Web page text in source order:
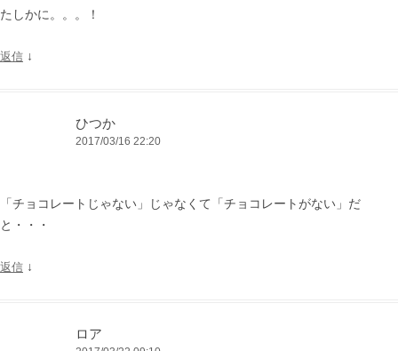
たしかに。。。！
返信 ↓
ひつか
2017/03/16 22:20
「チョコレートじゃない」じゃなくて「チョコレートがない」だ
と・・・
返信 ↓
ロア